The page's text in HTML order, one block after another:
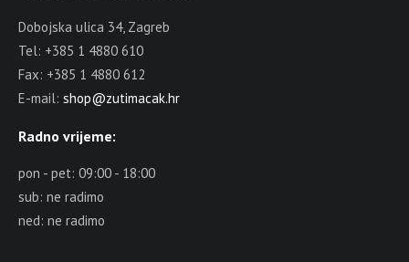
Dobojska ulica 34, Zagreb
Tel: +385 1 4880 610
Fax: +385 1 4880 612
E-mail: shop@zutimacak.hr
Radno vrijeme:
pon - pet: 09:00 - 18:00
sub: ne radimo
ned: ne radimo